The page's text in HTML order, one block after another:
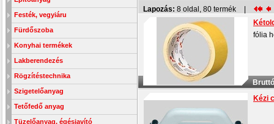
Festék, vegyiáru
Fürdőszoba
Konyhai termékek
Lakberendezés
Rögzítéstechnika
Szigetelőanyag
Tetőfedő anyag
Tüzelőanyag, égésjavító
Lapozás: 8 oldal, 80 termék
fólia
Kézi